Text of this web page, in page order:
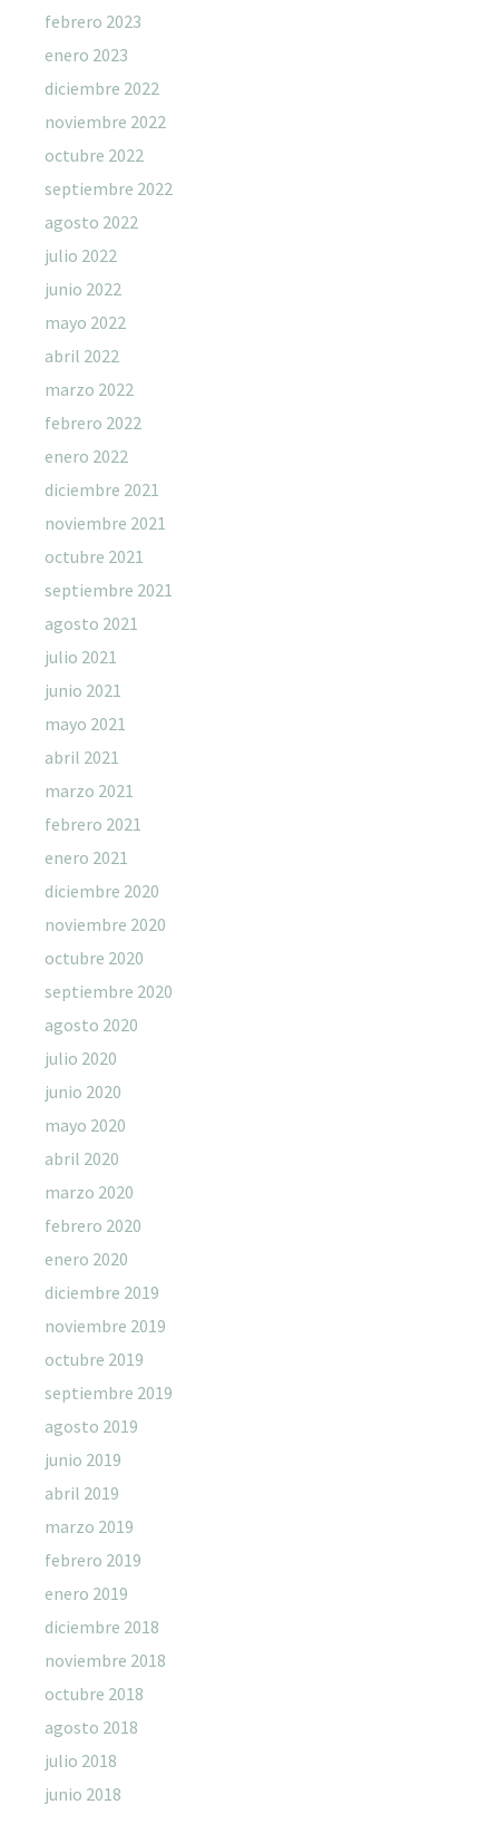
febrero 2023
enero 2023
diciembre 2022
noviembre 2022
octubre 2022
septiembre 2022
agosto 2022
julio 2022
junio 2022
mayo 2022
abril 2022
marzo 2022
febrero 2022
enero 2022
diciembre 2021
noviembre 2021
octubre 2021
septiembre 2021
agosto 2021
julio 2021
junio 2021
mayo 2021
abril 2021
marzo 2021
febrero 2021
enero 2021
diciembre 2020
noviembre 2020
octubre 2020
septiembre 2020
agosto 2020
julio 2020
junio 2020
mayo 2020
abril 2020
marzo 2020
febrero 2020
enero 2020
diciembre 2019
noviembre 2019
octubre 2019
septiembre 2019
agosto 2019
junio 2019
abril 2019
marzo 2019
febrero 2019
enero 2019
diciembre 2018
noviembre 2018
octubre 2018
agosto 2018
julio 2018
junio 2018